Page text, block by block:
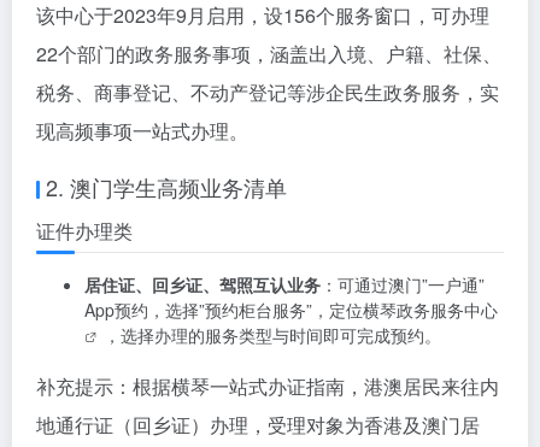
该中心于2023年9月启用，设156个服务窗口，可办理
22个部门的政务服务事项，涵盖出入境、户籍、社保、
税务、商事登记、不动产登记等涉企民生政务服务，实
现高频事项一站式办理。
2. 澳门学生高频业务清单
证件办理类
居住证、回乡证、驾照互认业务 ：可通过澳门”一户通”
App预约，选择”预约柜台服务”，定位横琴政务服务中心
，选择办理的服务类型与时间即可完成预约。
补充提示：根据横琴一站式办证指南，港澳居民来往内
地通行证（回乡证）办理，受理对象为香港及澳门居